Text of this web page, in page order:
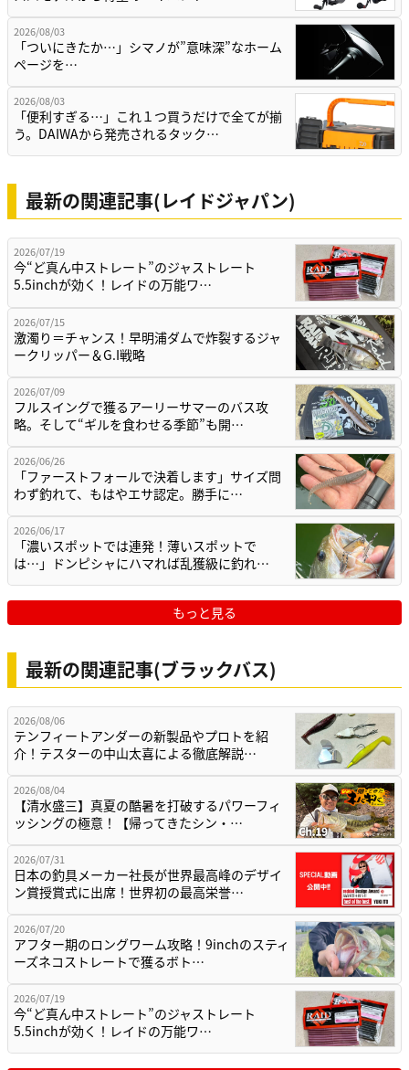
2026/08/03
「ついにきたか…」シマノが”意味深”なホーム
ページを…
2026/08/03
「便利すぎる…」これ１つ買うだけで全てが揃
う。DAIWAから発売されるタック…
最新の関連記事(レイドジャパン)
2026/07/19
今“ど真ん中ストレート”のジャストレート
5.5inchが効く！レイドの万能ワ…
2026/07/15
激濁り＝チャンス！早明浦ダムで炸裂するジャ
ークリッパー＆G.I戦略
2026/07/09
フルスイングで獲るアーリーサマーのバス攻
略。そして“ギルを食わせる季節”も開…
2026/06/26
「ファーストフォールで決着します」サイズ問
わず釣れて、もはやエサ認定。勝手に…
2026/06/17
「濃いスポットでは連発！薄いスポットで
は…」ドンピシャにハマれば乱獲級に釣れ…
もっと見る
最新の関連記事(ブラックバス)
2026/08/06
テンフィートアンダーの新製品やプロトを紹
介！テスターの中山太喜による徹底解説…
2026/08/04
【清水盛三】真夏の酷暑を打破するパワーフィ
ッシングの極意！【帰ってきたシン・…
2026/07/31
日本の釣具メーカー社長が世界最高峰のデザイ
ン賞授賞式に出席！世界初の最高栄誉…
2026/07/20
アフター期のロングワーム攻略！9inchのスティ
ーズネコストレートで獲るボト…
2026/07/19
今“ど真ん中ストレート”のジャストレート
5.5inchが効く！レイドの万能ワ…